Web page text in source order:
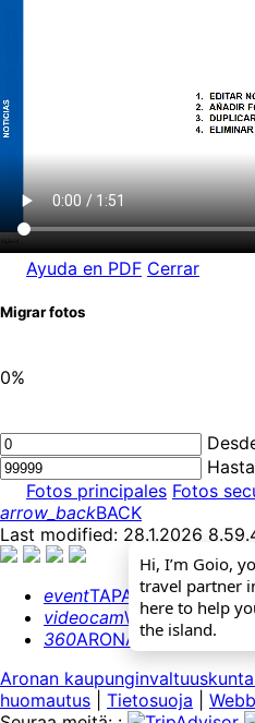
Hi, I’m Goio,
travel partner
here to help
the island.
Ayuda en PDF Cerrar
Migrar fotos
0%
Fotos principales Fotos
arrow_backBACK
Last modified: 28.1.2026
event
videocamWEBCAMS
360ARONA 360º
Aronan
huomautus
Tietosuoja